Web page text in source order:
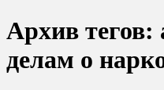
Архив тегов:
делам о